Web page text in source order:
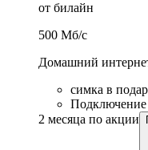
от билайн
500 Мб/c
Домашний
симка в
Подключение
2 месяца по акции